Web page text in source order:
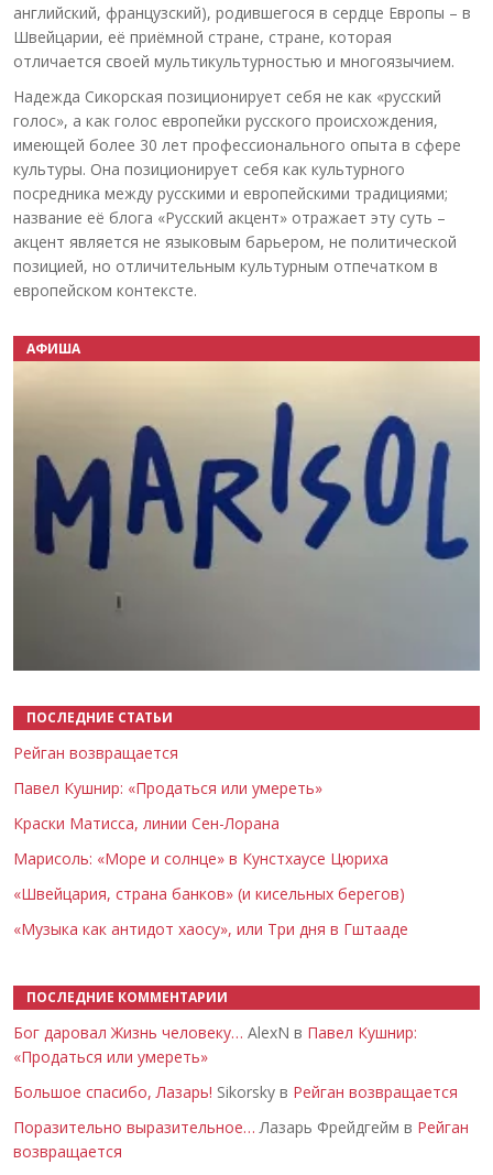
английский, французский), родившегося в сердце Европы – в
Швейцарии, её приёмной стране, стране, которая
отличается своей мультикультурностью и многоязычием.
Надежда Сикорская позиционирует себя не как «русский
голос», а как голос европейки русского происхождения,
имеющей более 30 лет профессионального опыта в сфере
культуры. Она позиционирует себя как культурного
посредника между русскими и европейскими традициями;
название её блога «Русский акцент» отражает эту суть –
акцент является не языковым барьером, не политической
позицией, но отличительным культурным отпечатком в
европейском контексте.
АФИША
ПОСЛЕДНИЕ СТАТЬИ
Рейган возвращается
Павел Кушнир: «Продаться или умереть»
Краски Матисса, линии Сен-Лорана
Марисоль: «Море и солнце» в Кунстхаусе Цюриха
«Швейцария, страна банков» (и кисельных берегов)
«Музыка как антидот хаосу», или Три дня в Гштааде
ПОСЛЕДНИЕ КОММЕНТАРИИ
Бог даровал Жизнь человеку… AlexN в Павел Кушнир:
«Продаться или умереть»
Большое спасибо, Лазарь! Sikorsky в Рейган возвращается
Поразительно выразительное… Лазарь Фрейдгейм в Рейган
возвращается